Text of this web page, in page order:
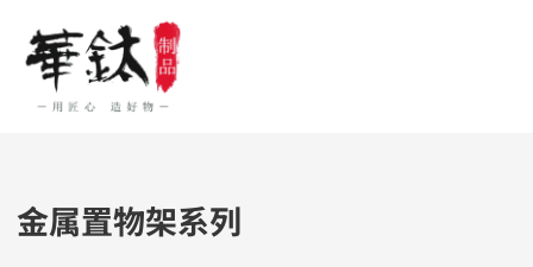
金属置物架系列